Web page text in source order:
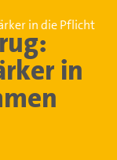
in die Pflicht
in